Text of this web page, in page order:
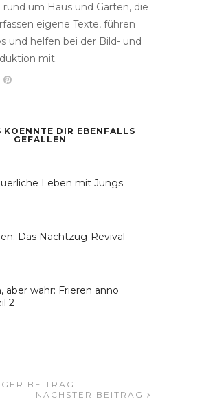
rund um Haus und Garten, die
eigene Texte, führen
und helfen bei der Bild- und
mit.
KOENNTE DIR EBENFALLS
GEFALLEN
Leben mit Jungs
Das Nachtzug-Revival
aber wahr: Frieren anno
2
BEITRAG
NÄCHSTER BEITRAG